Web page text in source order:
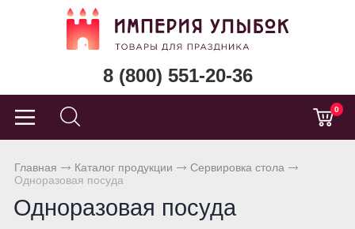
8 (800) 551-20-36
0
Главная Каталог продукции
Сервировка стола
Одноразовая посуда
Одноразовая посуда